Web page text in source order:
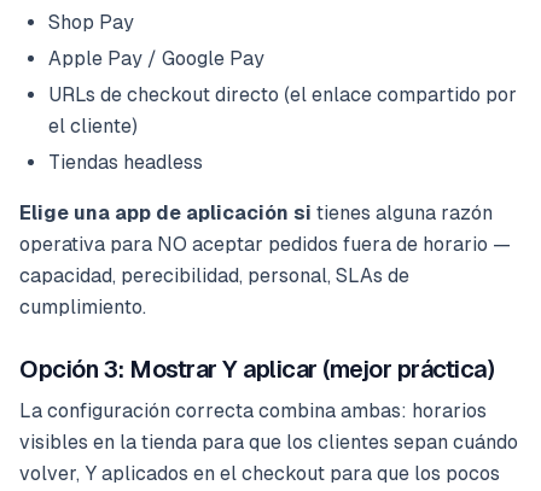
Shop Pay
Apple Pay / Google Pay
URLs de checkout directo (el enlace compartido por
el cliente)
Tiendas headless
Elige una app de aplicación si tienes alguna razón
operativa para NO aceptar pedidos fuera de horario —
capacidad, perecibilidad, personal, SLAs de
cumplimiento.
Opción 3: Mostrar Y aplicar (mejor práctica)
La configuración correcta combina ambas: horarios
visibles en la tienda para que los clientes sepan cuándo
volver, Y aplicados en el checkout para que los pocos